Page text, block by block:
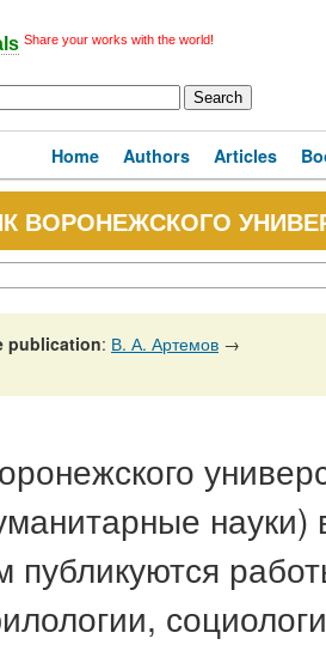
Share your works with the world!
Home Authors Articles
ВОРОНЕЖСКОГО
publication: В. А. Артемов →
науки)
публикуются